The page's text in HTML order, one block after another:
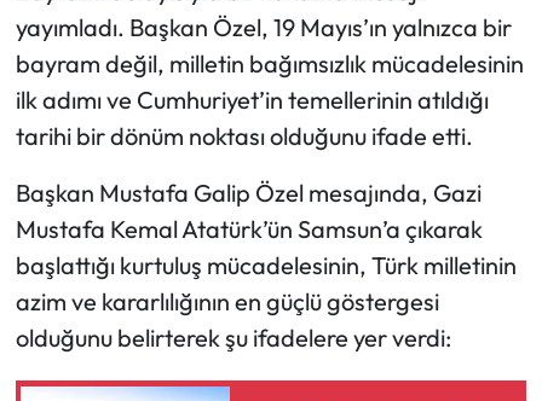
yayımladı. Başkan Özel, 19 Mayıs’ın yalnızca bir
bayram değil, milletin bağımsızlık mücadelesinin
ilk adımı ve Cumhuriyet’in temellerinin atıldığı
tarihi bir dönüm noktası olduğunu ifade etti.
Başkan Mustafa Galip Özel mesajında, Gazi
Mustafa Kemal Atatürk’ün Samsun’a çıkarak
başlattığı kurtuluş mücadelesinin, Türk milletinin
azim ve kararlılığının en güçlü göstergesi
olduğunu belirterek şu ifadelere yer verdi: